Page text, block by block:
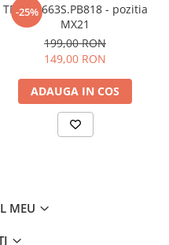
-25%
TP.MS3663S.PB818 - pozitia
MX21
199,00 RON
149,00 RON
ADAUGA IN COS
MEU